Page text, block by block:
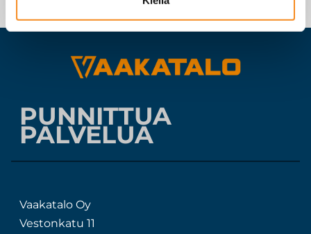
PUNNITTUA
PALVELUA
Vaakatalo Oy
Vestonkatu 11